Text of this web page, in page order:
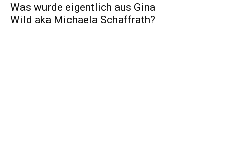
Was wurde eigentlich aus Gina
Wild aka Michaela Schaffrath?